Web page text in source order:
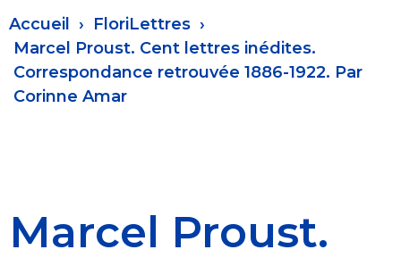
Fil
d'Ariane
Accueil
FloriLettres
Marcel Proust. Cent lettres inédites.
Correspondance retrouvée 1886-1922. Par
Corinne Amar
Marcel Proust.